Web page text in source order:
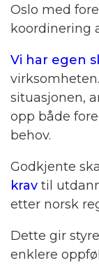
Oslo med
koordinering
Vi har egen
situasjonen,
opp både
behov.
Godkjente
krav til
etter norsk
Dette gir
enklere